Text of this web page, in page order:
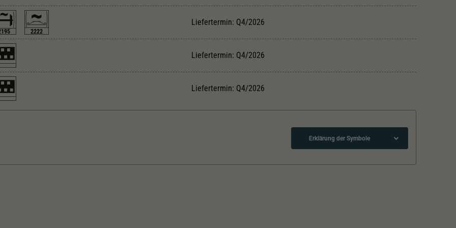
2222
Liefertermin: Q4/2026
Liefertermin: Q4/2026
Liefertermin: Q4/2026
Erklärung der Symbole
über Puffer in mm
Zweck
Einstellungen, falls der Webseiten-Betreiber dies